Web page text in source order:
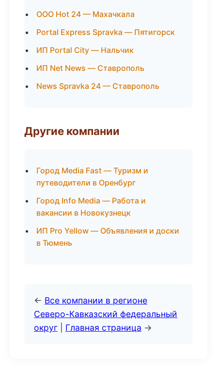
ООО Hot 24 — Махачкала
Portal Express Spravka — Пятигорск
ИП Portal City — Нальчик
ИП Net News — Ставрополь
News Spravka 24 — Ставрополь
Другие компании
Город Media Fast — Туризм и
путеводители в Оренбург
Город Info Media — Работа и
вакансии в Новокузнецк
ИП Pro Yellow — Объявления и доски
в Тюмень
← Все компании в регионе
Северо-Кавказский федеральный
округ
Главная страница →